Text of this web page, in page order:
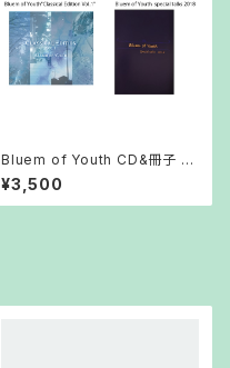
Bluem of Youth CD&冊子 セ
ット
¥3,500